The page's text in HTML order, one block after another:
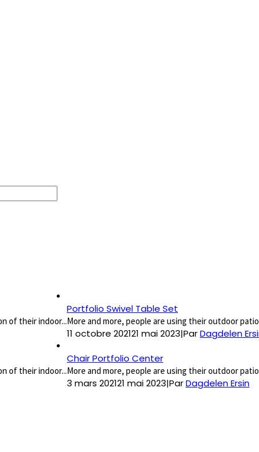
of their indoor...
Portfolio Swivel Table Set
More and more, people are using their outdoor
11 octobre 202121 mai 2023|ParDagdelen
of their indoor...
Chair Portfolio Center
More and more, people are using their outdoor
3 mars 202121 mai 2023|ParDagdelen Ersin